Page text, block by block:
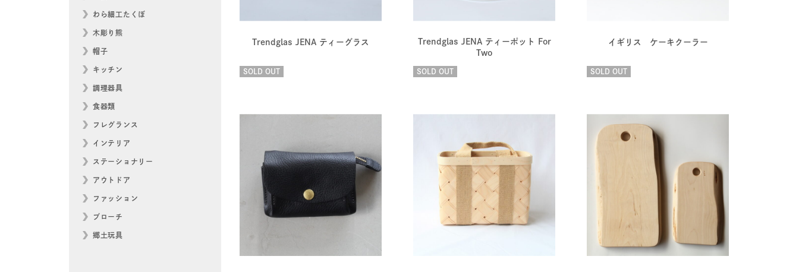
Trendglas JENA ティーグラス
SOLD OUT
Trendglas JENA ティーポット For
Two
SOLD OUT
イギリス ケーキクーラー
SOLD OUT
わら細工たくぼ
木彫り熊
帽子
キッチン
調理器具
食器類
フレグランス
インテリア
ステーショナリー
アウトドア
ファッション
ブローチ
郷土玩具